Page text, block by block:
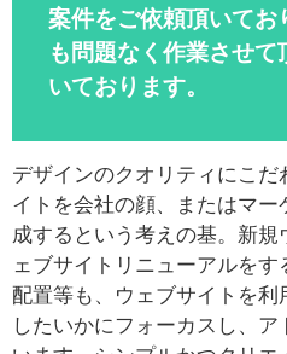
案件をご依頼頂いてお
も問題なく作業させ
いております。
デザインのクオリティにこ
イトを会社の顔、またはマ
成するという考えの基。新
ェブサイトリニューアルを
配置等も、ウェブサイトを
したいかにフォーカスし、